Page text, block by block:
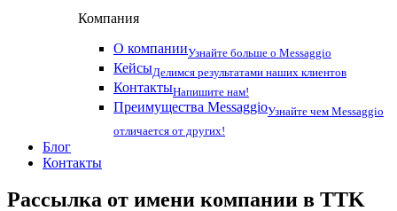
Компания
О компанииУзнайте больше о Messaggio
КейсыДелимся результатами наших клиентов
КонтактыНапишите нам!
Преимущества MessaggioУзнайте чем Messaggio
отличается от других!
Блог
Контакты
Рассылка от имени компании в TTK